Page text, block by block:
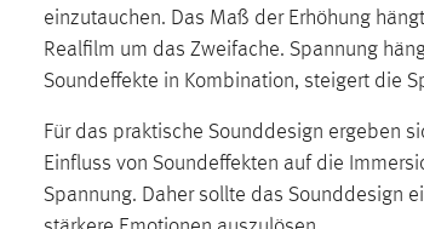
einzutauchen. Das Maß der Erhöhung
Realfilm um das Zweifache. Spannung
Soundeffekte in Kombination, steigert die
Für das praktische Sounddesign ergeben
Einfluss von Soundeffekten auf die
Spannung. Daher sollte das Sounddesign
Name: staticfilecache
Zweck:
Für performante
in diesem Cookie gespeichert,
Sprachpräferenz